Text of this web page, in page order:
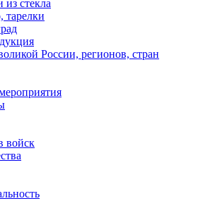
стекла
тарелки
России, регионов, стран
войск